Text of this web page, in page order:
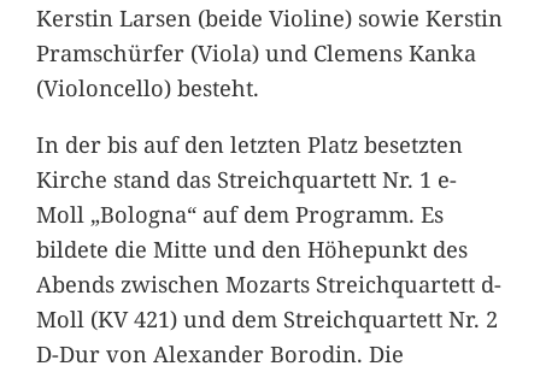
Kerstin Larsen (beide Violine) sowie Kerstin
Pramschürfer (Viola) und Clemens Kanka
(Violoncello) besteht.
In der bis auf den letzten Platz besetzten
Kirche stand das Streichquartett Nr. 1 e-
Moll „Bologna“ auf dem Programm. Es
bildete die Mitte und den Höhepunkt des
Abends zwischen Mozarts Streichquartett d-
Moll (KV 421) und dem Streichquartett Nr. 2
D-Dur von Alexander Borodin. Die